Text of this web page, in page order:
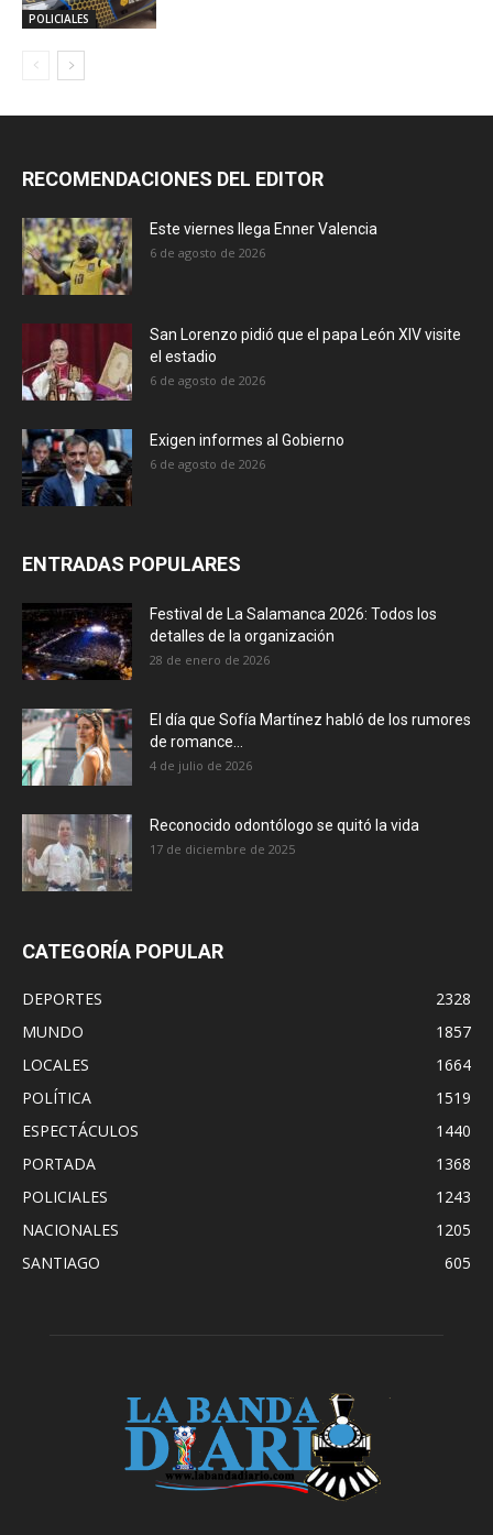
POLICIALES
RECOMENDACIONES DEL EDITOR
Este viernes llega Enner Valencia
6 de agosto de 2026
San Lorenzo pidió que el papa León XIV visite
el estadio
6 de agosto de 2026
Exigen informes al Gobierno
6 de agosto de 2026
ENTRADAS POPULARES
Festival de La Salamanca 2026: Todos los
detalles de la organización
28 de enero de 2026
El día que Sofía Martínez habló de los rumores
de romance...
4 de julio de 2026
Reconocido odontólogo se quitó la vida
17 de diciembre de 2025
CATEGORÍA POPULAR
DEPORTES
2328
MUNDO
1857
LOCALES
1664
POLÍTICA
1519
ESPECTÁCULOS
1440
PORTADA
1368
POLICIALES
1243
NACIONALES
1205
SANTIAGO
605